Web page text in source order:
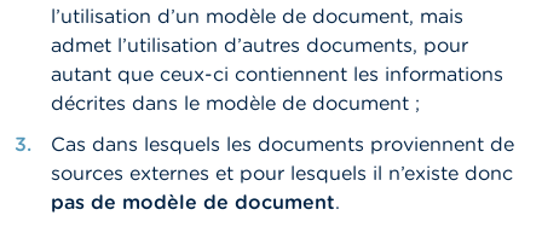
l
o
l’utilisation d’un modèle de document, mais
admet l’utilisation d’autres documents, pour
autant que ceux-ci contiennent les informations
décrites dans le modèle de document ;
Cas dans lesquels les documents proviennent de
sources externes et pour lesquels il n’existe donc
pas de modèle de document.